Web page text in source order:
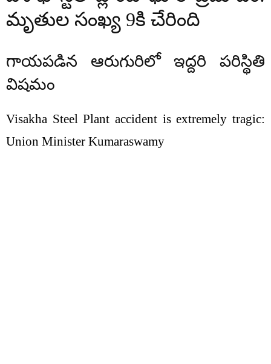
మృతుల సంఖ్య 9కి చేరింది
గాయపడిన ఆరుగురిలో ఇద్దరి పరిస్థితి
విషమం
Visakha Steel Plant accident is extremely tragic:
Union Minister Kumaraswamy